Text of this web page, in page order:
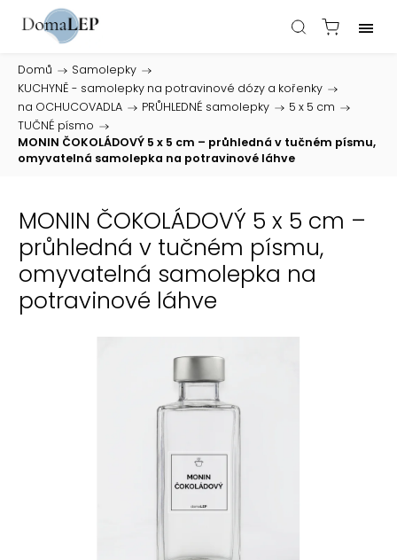
Domů / Samolepky /
KUCHYNĚ - samolepky na potravinové dózy a kořenky /
na OCHUCOVADLA / PRŮHLEDNÉ samolepky / 5 x 5 cm /
TUČNÉ písmo /
MONIN ČOKOLÁDOVÝ 5 x 5 cm – průhledná v tučném písmu,
omyvatelná samolepka na potravinové láhve
MONIN ČOKOLÁDOVÝ 5 x 5 cm –
průhledná v tučném písmu,
omyvatelná samolepka na
potravinové láhve